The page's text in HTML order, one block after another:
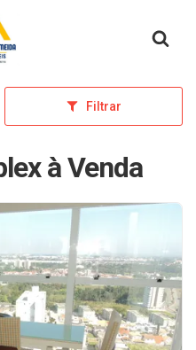
inicial
Filtrar
à Venda